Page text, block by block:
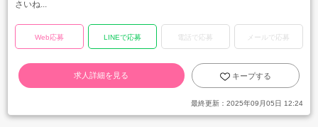
さいね...
Web応募 LINEで応募 電話で応募 メールで応募
求人詳細を見る キープする
最終更新： 2025年09月05日 12:24